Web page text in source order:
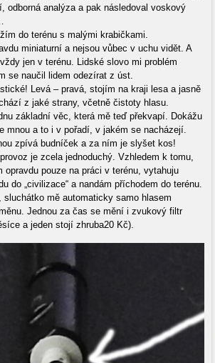
odborná analýza a pak následoval voskový
do terénu s malými krabičkami.
miniaturní a nejsou vůbec v uchu vidět. A
jen v terénu. Lidské slovo mi problém
se naučil lidem odezírat z úst.
Levá – pravá, stojím na kraji lesa a jasně
z jaké strany, včetně čistoty hlasu.
základní věc, která mě teď překvapí. Dokážu
mnou a to i v pořadí, v jakém se nacházejí.
zpívá budníček a za ním je slyšet kos!
je zcela jednoduchý. Vzhledem k tomu,
opravdu pouze na práci v terénu, vytahuju
do „civilizace“ a nandám příchodem do terénu.
sluchátko mě automaticky samo hlasem
Jednou za čas se mění i zvukový filtr
a jeden stojí zhruba20 Kč).